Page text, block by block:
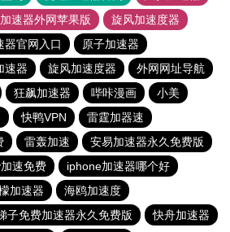
速器外网苹果版
旋风加速度器
器官网入口
原子加速器
速器 旋风加速度器
外网网址导航
狂飙加速器 哔咔漫画
小美
快鸭VPN
雷霆加器速
雷轰加速
安易加速器永久免费版
速免费
iphone加速器哪个好
加速器
海鸥加速度
子免费加速器永久免费版
快舟加速器